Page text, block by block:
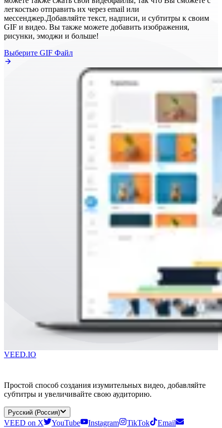
легкостью отправить их через email или
мессенджер.Добавляйте текст, надписи, и субтитры к своим
GIF и видео. Вы также можете добавить изображения,
рисунки, эмоджи и больше!
Выберите GIF Файл
VEED.IO
Простой способ создания изумительных видео, добавляйте
субтитры и увеличивайте свою аудиторию.
Русский (Россия)
VEED on X YouTube Instagram TikTok
Email